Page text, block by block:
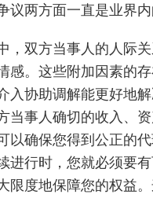
议两方面一直是业界内
，双方当事人的人际
感。这些附加因素的
入协助调解能更好地
当事人确切的收入、
以确保您得到公正的
进行时，您就必须要
限度地保障您的权益